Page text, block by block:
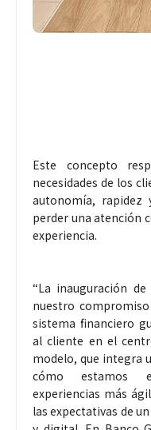
Este concepto
necesidades de los
autonomía, rapidez
perder una atención
experiencia.
“La inauguración
nuestro
sistema financiero
al cliente en el
modelo, que integra
cómo estamos
experiencias más
las expectativas de